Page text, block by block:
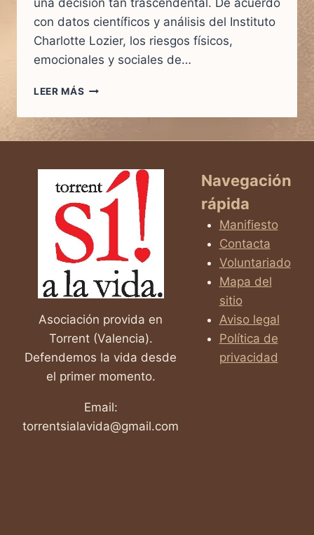
una decisión tan trascendental. De acuerdo
con datos científicos y análisis del Instituto
Charlotte Lozier, los riesgos físicos,
emocionales y sociales de…
LEER MÁS ABORTO
LO
SOBRE
LAS
PASTILLAS
ABORTIVAS:
DATOS
Y
RIESGOS
REALES
Asociación provida en
Torrent (Valencia).
Defendemos la vida desde
el primer momento.
Email:
torrentsialavida@gmail.com
Navegación
rápida
Manifiesto
Contacta
Voluntariado
Mapa del
sitio
Aviso legal
Política de
privacidad